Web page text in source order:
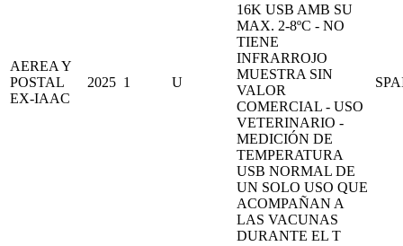
AEREA Y
POSTAL
EX-IAAC
2025 1 U
16K USB AMB SU
MAX. 2-8ºC - NO
TIENE
INFRARROJO
MUESTRA SIN
VALOR
COMERCIAL - USO
VETERINARIO -
MEDICIÓN DE
TEMPERATURA
USB NORMAL DE
UN SOLO USO QUE
ACOMPAÑAN A
LAS VACUNAS
DURANTE EL T